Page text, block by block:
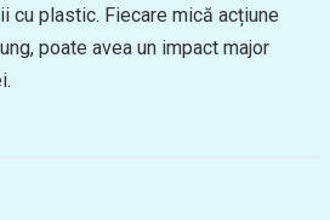
cu plastic. Fiecare mică acțiune
poate avea un impact major